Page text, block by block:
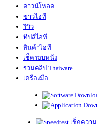
ดาวน์โหลด
ข่าวไอที
รีวิว
ทิปส์ไอที
สินค้าไอที
เช็ครอบหนัง
รวมคลิป Thaiware
เครื่องมือ
เช็คความ